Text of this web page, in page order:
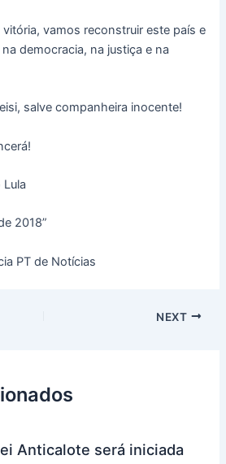
vamos reconstruir este país e
democracia, na justiça e na
salve companheira inocente!
2018”
PT de Notícias
NEXT
Anticalote será iniciada